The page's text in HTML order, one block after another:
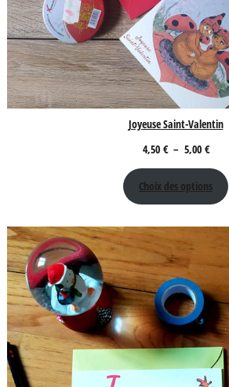
Joyeuse Saint-Valentin
4,50 € – 5,00 €Plage
de
prix :
4,50 €
à
Choix des options